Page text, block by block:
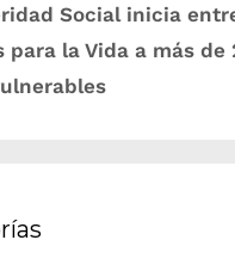
Social inicia
para la Vida a más de